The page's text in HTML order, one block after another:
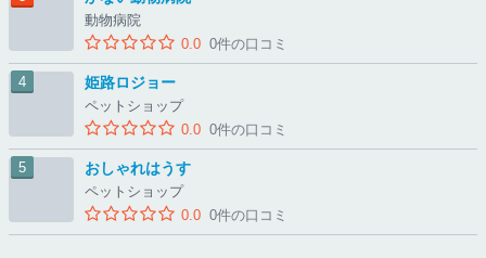
動物病院
0.0 0件の口コミ
姫路ロジョー
ペットショップ
0.0 0件の口コミ
おしゃれはうす
ペットショップ
0.0 0件の口コミ